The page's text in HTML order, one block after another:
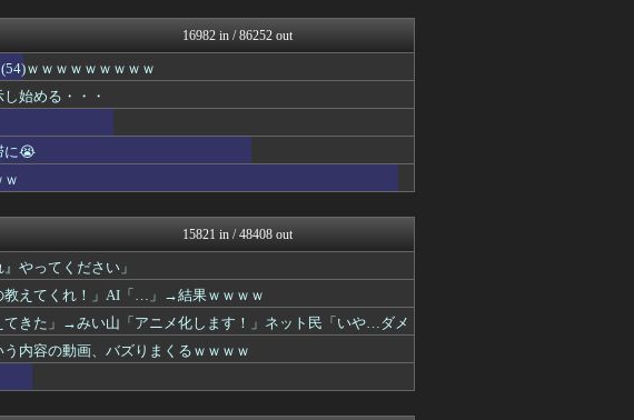
？」律子...
SS 森きのこ！
育児板拾い読み
しまう返事...
と考えて...
...
VIPPER速報
た末に石...
もえるあじあ(･∀･)
理想ちゃんねる
せたい
浮気ちゃんねる
mashlife通信
キスログ
えすえすログ
まとめ芸能＠美女画像まとめ...
コ代表G...
Samurai GOAL
勧告...
おーるじゃんる
16982 in / 86252 out
ｗｗｗｗｗｗｗｗｗ
始める・・・
に😭
ｗ
15821 in / 48408 out
やってください」
教えてくれ！」AI「…」→結果ｗｗｗｗ
てきた」→みい山「アニメ化します！」ネット民「いや…ダメ
内容の動画、バズりまくるｗｗｗｗ